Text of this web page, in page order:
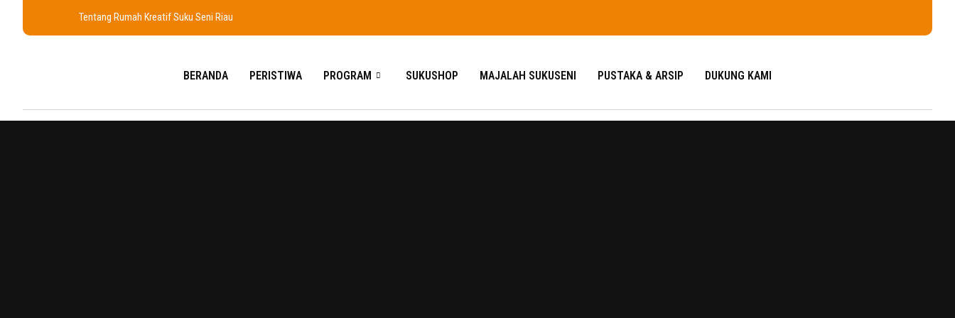
Tentang Rumah Kreatif Suku Seni Riau
BERANDA PERISTIWA PROGRAM SUKUSHOP MAJALAH SUKUSENI PUSTAKA & ARSIP DUKUNG KAMI